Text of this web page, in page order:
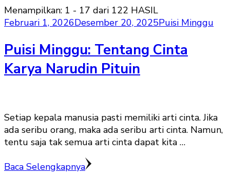
Menampilkan: 1 - 17 dari 122 HASIL
Februari 1, 2026Desember 20, 2025Puisi Minggu
Puisi Minggu: Tentang Cinta
Karya Narudin Pituin
Setiap kepala manusia pasti memiliki arti cinta. Jika
ada seribu orang, maka ada seribu arti cinta. Namun,
tentu saja tak semua arti cinta dapat kita …
Baca Selengkapnya